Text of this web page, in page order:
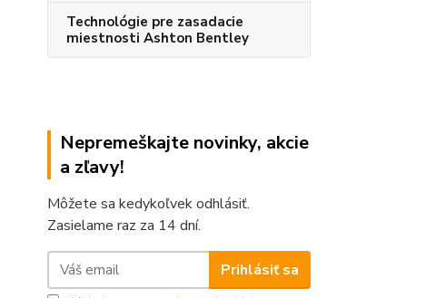
Technológie pre zasadacie
miestnosti Ashton Bentley
Nepremeškajte novinky, akcie
a zľavy!
Môžete sa kedykoľvek odhlásiť.
Zasielame raz za 14 dní.
Prihlásiť sa